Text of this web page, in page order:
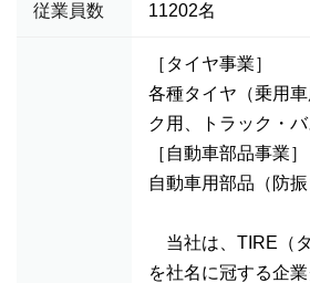
従業員数 11202名
［タイヤ事業］
各種タイヤ（乗用
ク用、トラック・バ
［自動車部品事業］
自動車用部品（防振
当社は、TIRE（
を社名に冠する企